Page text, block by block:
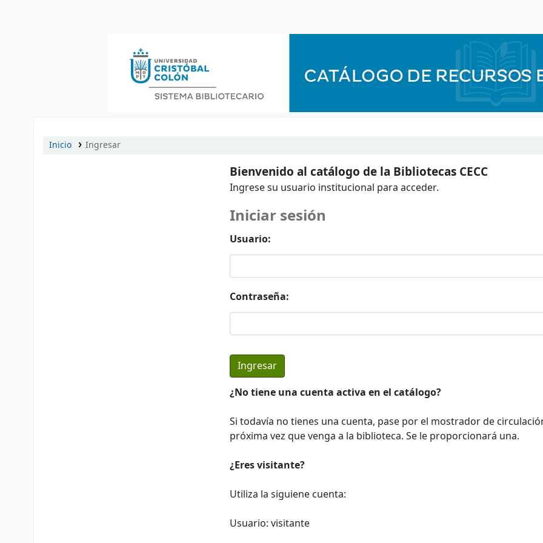
Inicio Ingresar
Bienvenido al catálogo de la Bibliotecas CECC
Ingrese su usuario institucional para acceder.
Iniciar sesión
Usuario:
Contraseña:
¿No tiene una cuenta activa en el catálogo?
Si todavía no tienes una cuenta, pase por el mostrador de
próxima vez que venga a la biblioteca. Se le proporcionará una.
¿Eres visitante?
Utiliza la siguiene cuenta:
Usuario: visitante